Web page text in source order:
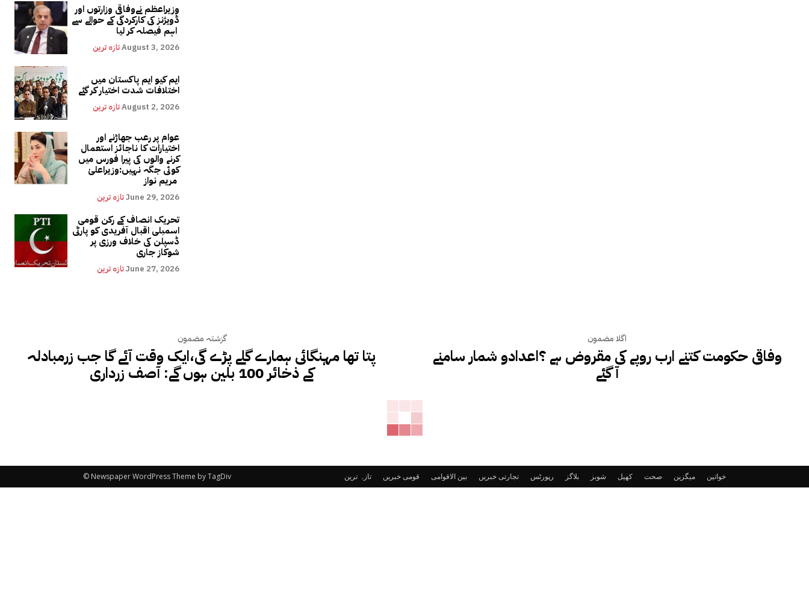
وزیراعظم نےوفاقی وزارتوں اور
ڈویژنز کی کارکردگی کے حوالے سے
تازہ ترینAugust 3, 2026
ایم کیو ایم پاکستان میں
اختلافات شدت اختیار کر گئے
تازہ ترینAugust 2, 2026
عوام پر رعب جھاڑنے اور
اختیارات کا ناجائز استعمال
کرنے والوں کی پیرا فورس میں
کوئی جگہ نہیں:وزیراعلیٰ
تازہ ترینJune 29, 2026
تحریک انصاف کے رکن قومی
اسمبلی اقبال آفریدی کو پارٹی
ڈسپلن کی خلاف ورزی پر
شوکاز جاری
تازہ ترینJune 27, 2026
گزشتہ مضمون
پتا تھا مہنگائی ہمارے گلے پڑے گی،ایک وقت آئے گا جب زرمبادلہ
کے ذخائر 100 بلین ہوں گے: آصف زرداری
اگلا مضمون
وفاقی حکومت کتنے ارب روپے کی مقروض ہے ؟اعدادو شمار سامنے
آ گئے
تازہ ترین قومی خبریں بین الاقوامی تجارتی خبریں رپورٹس بلاگز شوبز کھیل صحت میگزین خواتین © Newspaper WordPress Theme by TagDiv